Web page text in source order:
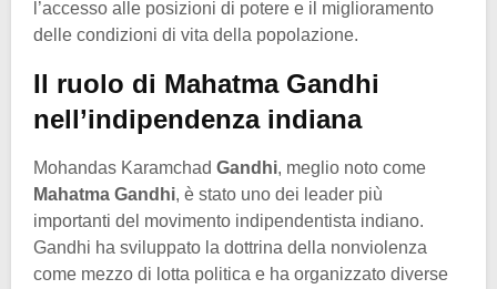
l’accesso alle posizioni di potere e il miglioramento
delle condizioni di vita della popolazione.
Il ruolo di Mahatma Gandhi
nell’indipendenza indiana
Mohandas Karamchad Gandhi, meglio noto come
Mahatma Gandhi, è stato uno dei leader più
importanti del movimento indipendentista indiano.
Gandhi ha sviluppato la dottrina della nonviolenza
come mezzo di lotta politica e ha organizzato diverse